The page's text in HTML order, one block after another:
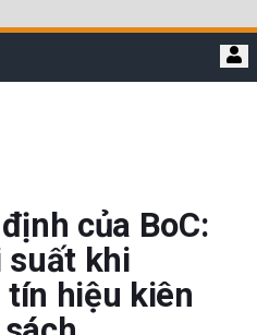
của BoC:
suất khi
hiệu kiên